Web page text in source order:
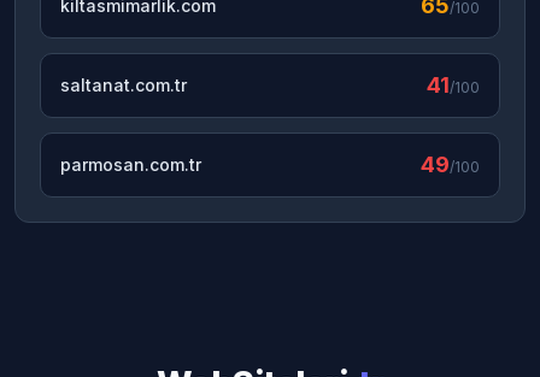
kiltasmimarlik.com 65/100
saltanat.com.tr 41/100
parmosan.com.tr 49/100